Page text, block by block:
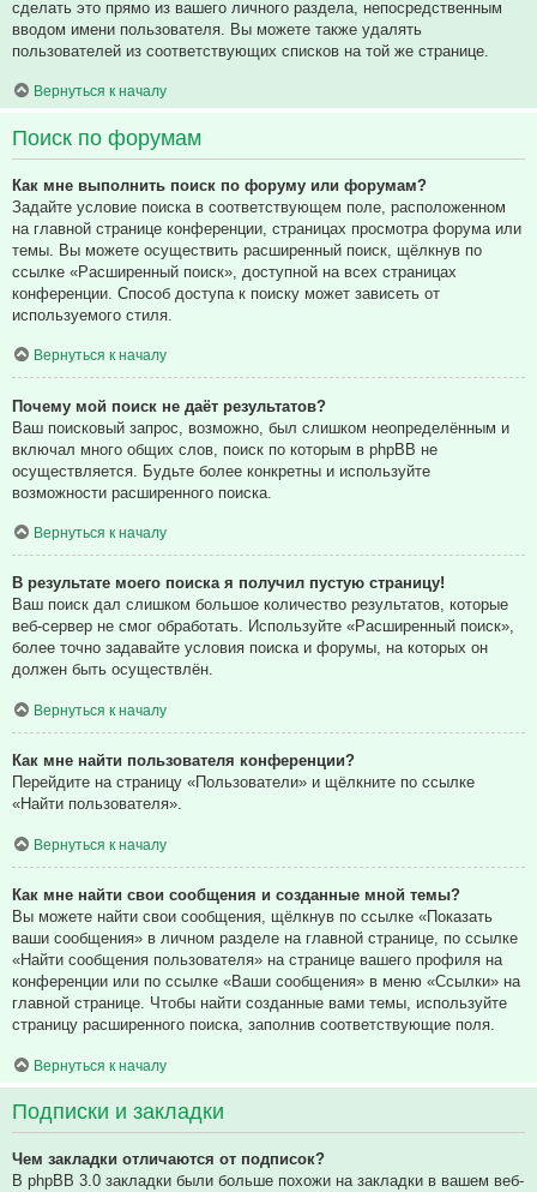
сделать это прямо из вашего личного раздела, непосредственным
вводом имени пользователя. Вы можете также удалять
пользователей из соответствующих списков на той же странице.
Вернуться к началу
Поиск по форумам
Как мне выполнить поиск по форуму или форумам?
Задайте условие поиска в соответствующем поле, расположенном
на главной странице конференции, страницах просмотра форума или
темы. Вы можете осуществить расширенный поиск, щёлкнув по
ссылке «Расширенный поиск», доступной на всех страницах
конференции. Способ доступа к поиску может зависеть от
используемого стиля.
Вернуться к началу
Почему мой поиск не даёт результатов?
Ваш поисковый запрос, возможно, был слишком неопределённым и
включал много общих слов, поиск по которым в phpBB не
осуществляется. Будьте более конкретны и используйте
возможности расширенного поиска.
Вернуться к началу
В результате моего поиска я получил пустую страницу!
Ваш поиск дал слишком большое количество результатов, которые
веб-сервер не смог обработать. Используйте «Расширенный поиск»,
более точно задавайте условия поиска и форумы, на которых он
должен быть осуществлён.
Вернуться к началу
Как мне найти пользователя конференции?
Перейдите на страницу «Пользователи» и щёлкните по ссылке
«Найти пользователя».
Вернуться к началу
Как мне найти свои сообщения и созданные мной темы?
Вы можете найти свои сообщения, щёлкнув по ссылке «Показать
ваши сообщения» в личном разделе на главной странице, по ссылке
«Найти сообщения пользователя» на странице вашего профиля на
конференции или по ссылке «Ваши сообщения» в меню «Ссылки» на
главной странице. Чтобы найти созданные вами темы, используйте
страницу расширенного поиска, заполнив соответствующие поля.
Вернуться к началу
Подписки и закладки
Чем закладки отличаются от подписок?
В phpBB 3.0 закладки были больше похожи на закладки в вашем веб-